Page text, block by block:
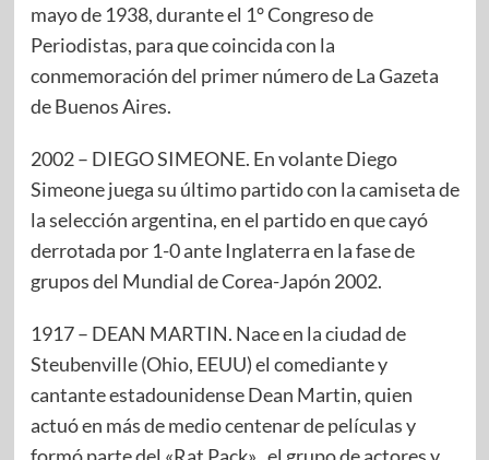
mayo de 1938, durante el 1° Congreso de
Periodistas, para que coincida con la
conmemoración del primer número de La Gazeta
de Buenos Aires.
2002 – DIEGO SIMEONE. En volante Diego
Simeone juega su último partido con la camiseta de
la selección argentina, en el partido en que cayó
derrotada por 1-0 ante Inglaterra en la fase de
grupos del Mundial de Corea-Japón 2002.
1917 – DEAN MARTIN. Nace en la ciudad de
Steubenville (Ohio, EEUU) el comediante y
cantante estadounidense Dean Martin, quien
actuó en más de medio centenar de películas y
formó parte del «Rat Pack» , el grupo de actores y